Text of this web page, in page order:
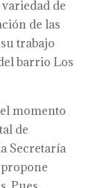
de
de las
trabajo
barrio Los
momento
de
Secretaría